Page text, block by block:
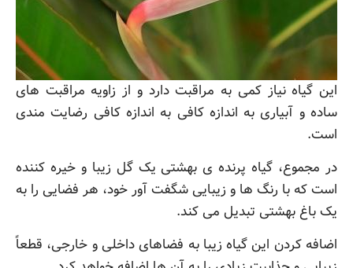
این گیاه نیاز کمی به مراقبت دارد و از زاویه مراقبت های
ساده و آبیاری به اندازه کافی به اندازه کافی رضایت مندی
است.
در مجموع، گیاه پرنده ی بهشتی یک گل زیبا و خیره کننده
است که با رنگ ها و زیبایی شگفت آور خود، هر فضایی را به
یک باغ بهشتی تبدیل می کند.
اضافه کردن این گیاه زیبا به فضاهای داخلی و خارجی، قطعاً